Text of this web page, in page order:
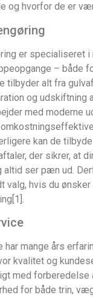
og hvorfor de er
er specialiseret i
– både
tilbyder alt fra
og udskiftning
med moderne
kan de tilbyde
der sikrer, at
ser pæn ud.
valg, hvis du
har mange års
kvalitet og
med
for både trin,